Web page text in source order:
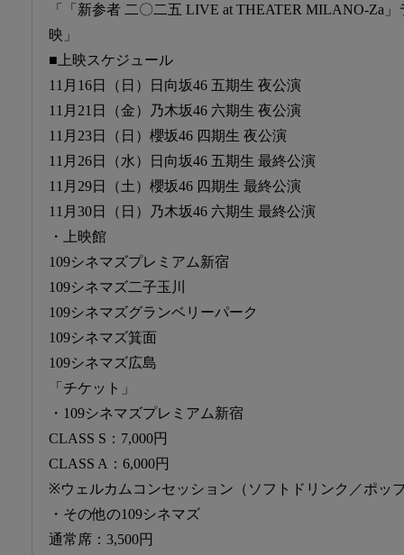
「「新参者 二〇二五 LIVE at THEATER MILANO-Za
映」
■上映スケジュール
11月16日（日）日向坂46 五期生 夜公演
11月21日（金）乃木坂46 六期生 夜公演
11月23日（日）櫻坂46 四期生 夜公演
11月26日（水）日向坂46 五期生 最終公演
11月29日（土）櫻坂46 四期生 最終公演
11月30日（日）乃木坂46 六期生 最終公演
・上映館
109シネマズプレミアム新宿
109シネマズ二子玉川
109シネマズグランベリーパーク
109シネマズ箕面
109シネマズ広島
「チケット」
・109シネマズプレミアム新宿
CLASS S：7,000円
CLASS A：6,000円
※ウェルカムコンセッション（ソフトドリンク／ポッ
・その他の109シネマズ
通常席：3,500円